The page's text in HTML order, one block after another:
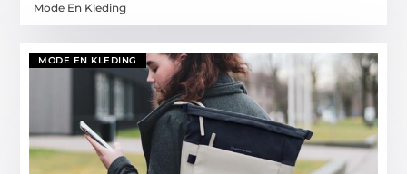
Mode En Kleding
MODE EN KLEDING